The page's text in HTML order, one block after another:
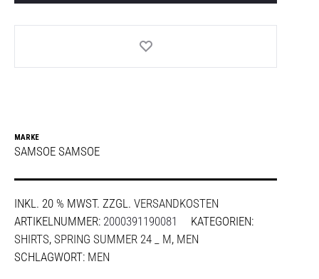
MARKE
SAMSOE SAMSOE
INKL. 20 % MWST. ZZGL. VERSANDKOSTEN
ARTIKELNUMMER: 2000391190081
KATEGORIEN:
SHIRTS, SPRING SUMMER 24 _ M, MEN
SCHLAGWORT: MEN